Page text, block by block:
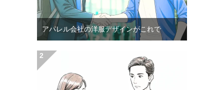
アパレル会社の洋服デザインがこれで